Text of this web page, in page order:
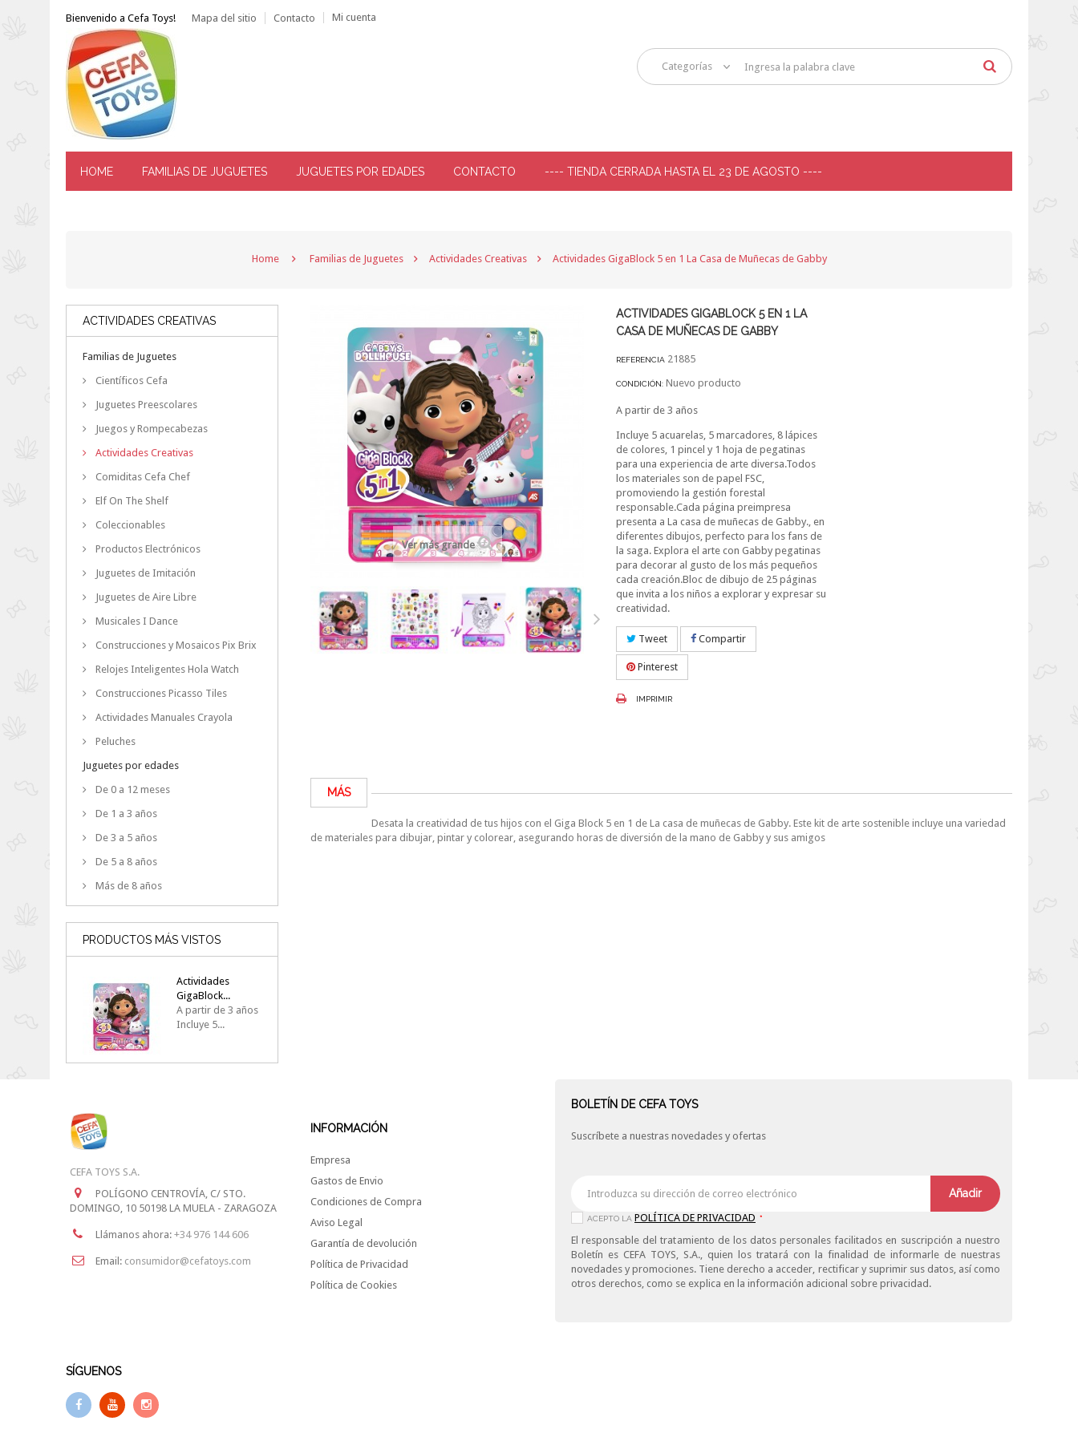
Bienvenido a Cefa Toys! Mapa del sitio Contacto Mi cuenta
Categorías
HOME FAMILIAS DE JUGUETES JUGUETES POR EDADES CONTACTO ---- TIENDA CERRADA HASTA EL 23 DE AGOSTO ----
Home Familias de Juguetes Actividades Creativas Actividades GigaBlock 5 en 1 La Casa de Muñecas de Gabby
ACTIVIDADES CREATIVAS
Familias de Juguetes
Científicos Cefa
Juguetes Preescolares
Juegos y Rompecabezas
Actividades Creativas
Comiditas Cefa Chef
Elf On The Shelf
Coleccionables
Productos Electrónicos
Juguetes de Imitación
Juguetes de Aire Libre
Musicales I Dance
Construcciones y Mosaicos Pix Brix
Relojes Inteligentes Hola Watch
Construcciones Picasso Tiles
Actividades Manuales Crayola
Peluches
Juguetes por edades
De 0 a 12 meses
De 1 a 3 años
De 3 a 5 años
De 5 a 8 años
Más de 8 años
PRODUCTOS MÁS VISTOS
Actividades
GigaBlock...
A partir de 3 años
Incluye 5...
Ver más grande
ACTIVIDADES GIGABLOCK 5 EN 1 LA
CASA DE MUÑECAS DE GABBY
REFERENCIA 21885
CONDICIÓN: Nuevo producto
A partir de 3 años
Incluye 5 acuarelas, 5 marcadores, 8 lápices
de colores, 1 pincel y 1 hoja de pegatinas
para una experiencia de arte diversa.Todos
los materiales son de papel FSC,
promoviendo la gestión forestal
responsable.Cada página preimpresa
presenta a La casa de muñecas de Gabby., en
diferentes dibujos, perfecto para los fans de
la saga. Explora el arte con Gabby pegatinas
para decorar al gusto de los más pequeños
cada creación.Bloc de dibujo de 25 páginas
que invita a los niños a explorar y expresar su
creatividad.
Tweet Compartir
Pinterest
IMPRIMIR
MÁS
Desata la creatividad de tus hijos con el Giga Block 5 en 1 de La casa de muñecas de Gabby. Este kit de arte sostenible incluye una variedad
de materiales para dibujar, pintar y colorear, asegurando horas de diversión de la mano de Gabby y sus amigos
CEFA TOYS S.A.
POLÍGONO CENTROVÍA, C/ STO.
DOMINGO, 10 50198 LA MUELA - ZARAGOZA
Llámanos ahora: +34 976 144 606
Email: consumidor@cefatoys.com
INFORMACIÓN
Empresa
Gastos de Envio
Condiciones de Compra
Aviso Legal
Garantía de devolución
Política de Privacidad
Política de Cookies
BOLETÍN DE CEFA TOYS
Suscríbete a nuestras novedades y ofertas
Añadir
ACEPTO LA POLÍTICA DE PRIVACIDAD *
El responsable del tratamiento de los datos personales facilitados en suscripción a nuestro
Boletín es CEFA TOYS, S.A., quien los tratará con la finalidad de informarle de nuestras
novedades y promociones. Tiene derecho a acceder, rectificar y suprimir sus datos, así como
otros derechos, como se explica en la información adicional sobre privacidad.
SÍGUENOS